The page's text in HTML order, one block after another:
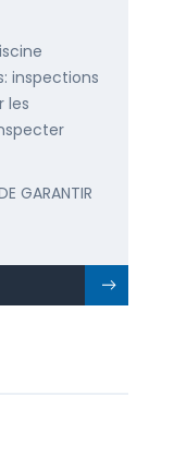
inspections
les
GARANTIR